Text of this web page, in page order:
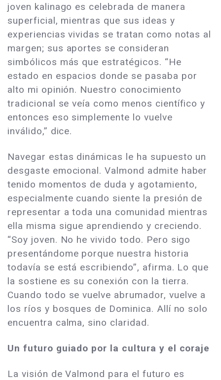
joven kalinago es celebrada de manera
superficial, mientras que sus ideas y
experiencias vividas se tratan como notas al
margen; sus aportes se consideran
simbólicos más que estratégicos. “He
estado en espacios donde se pasaba por
alto mi opinión. Nuestro conocimiento
tradicional se veía como menos científico y
entonces eso simplemente lo vuelve
inválido,” dice.
Navegar estas dinámicas le ha supuesto un
desgaste emocional. Valmond admite haber
tenido momentos de duda y agotamiento,
especialmente cuando siente la presión de
representar a toda una comunidad mientras
ella misma sigue aprendiendo y creciendo.
“Soy joven. No he vivido todo. Pero sigo
presentándome porque nuestra historia
todavía se está escribiendo”, afirma. Lo que
la sostiene es su conexión con la tierra.
Cuando todo se vuelve abrumador, vuelve a
los ríos y bosques de Dominica. Allí no solo
encuentra calma, sino claridad.
Un futuro guiado por la cultura y el coraje
La visión de Valmond para el futuro es